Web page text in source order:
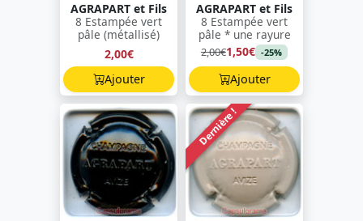
AGRAPART et Fils
8 Estampée vert
pâle (métallisé)
2,00€
Ajouter
AGRAPART et Fils
8 Estampée vert
pâle * une rayure
2,00€1,50€ -25%
Ajouter
Dernière !